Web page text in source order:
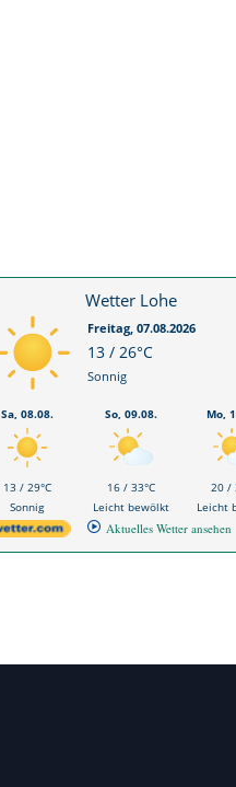
Wetter Lohe
Freitag, 07.08.2026
13 / 26°C
Sonnig
Sa, 08.08.
13 / 29°C
Sonnig
So, 09.08.
16 / 33°C
Leicht bewölkt
Mo,
20 /
Leicht
Aktuelles Wetter ansehen